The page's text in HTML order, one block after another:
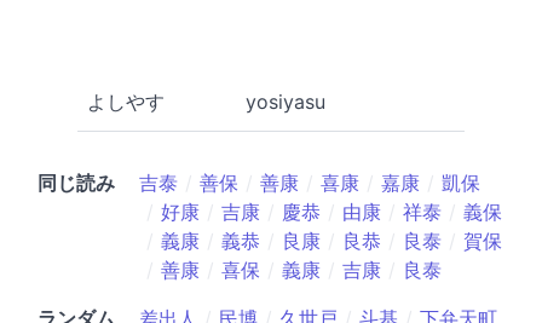
よしやす yosiyasu
同じ読み 吉泰 善保 善康 喜康 嘉康
凱保
好康
吉康 慶恭 由康 祥泰
義保
義康
義恭 良康 良恭 良泰
賀保
善康
喜保 義康 吉康
良泰
ランダム
差出人 民博 久世戸 斗基 下弁天町